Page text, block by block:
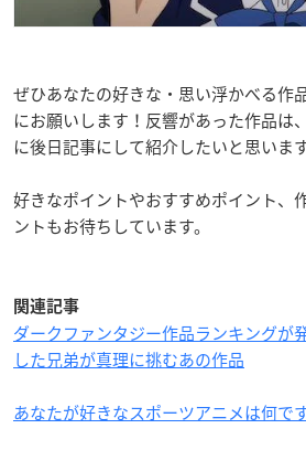
ぜひあなたの好きな・思い浮かべる作
にお願いします！反響があった作品は
に後日記事にして紹介したいと思います
好きなポイントやおすすめポイント、
ントもお待ちしています。
関連記事
ダークファンタジー作品ランキングが
した兄弟が真理に挑むあの作品
あなたが好きなスポーツアニメは何で